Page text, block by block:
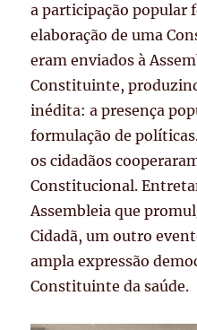
a participação popular
elaboração de uma
eram enviados à
Constituinte,
inédita: a presença
formulação de
os cidadãos
Constitucional.
Assembleia que
Cidadã, um outro
ampla expressão
Constituinte da saúde.